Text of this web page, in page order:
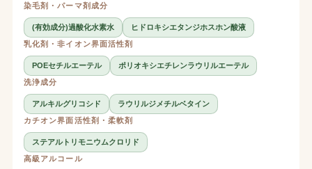
染毛剤・パーマ剤成分
(有効成分)過酸化水素水
ヒドロキシエタンジホスホン酸液
乳化剤・非イオン界面活性剤
POEセチルエーテル
ポリオキシエチレンラウリルエーテル
洗浄成分
アルキルグリコシド
ラウリルジメチルベタイン
カチオン界面活性剤・柔軟剤
ステアルトリモニウムクロリド
高級アルコール